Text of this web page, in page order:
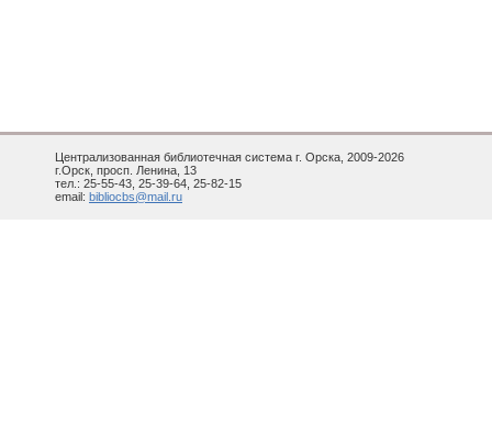
Централизованная библиотечная система г. Орска, 2009-2026
г.Орск, просп. Ленина, 13
тел.: 25-55-43, 25-39-64, 25-82-15
email: bibliocbs@mail.ru